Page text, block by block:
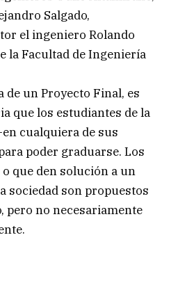
Salgado,
el ingeniero Rolando
la Facultad de Ingeniería
de un Proyecto Final, es
que los estudiantes de la
cualquiera de sus
poder graduarse. Los
que den solución a un
sociedad son propuestos
pero no necesariamente